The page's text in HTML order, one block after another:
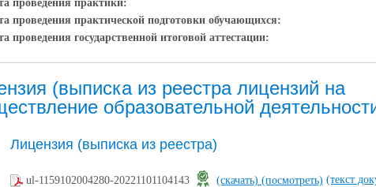
проведения практики:
проведения практической подготовки обучающихся:
проведения государственной итоговой аттестации:
(выписка из реестра лицензий на
образовательной
Лицензия (выписка из реестра)
ul-1159102004280-20221101104143 (скачать) (посмотреть) (текст